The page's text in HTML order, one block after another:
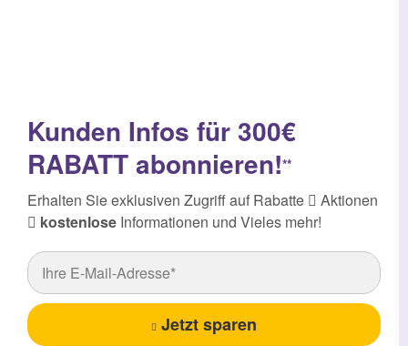
Kunden Infos für 300€
RABATT abonnieren!**
Erhalten Sie exklusiven Zugriff auf Rabatte
Aktionen
kostenlose Informationen und Vieles mehr!
Jetzt sparen